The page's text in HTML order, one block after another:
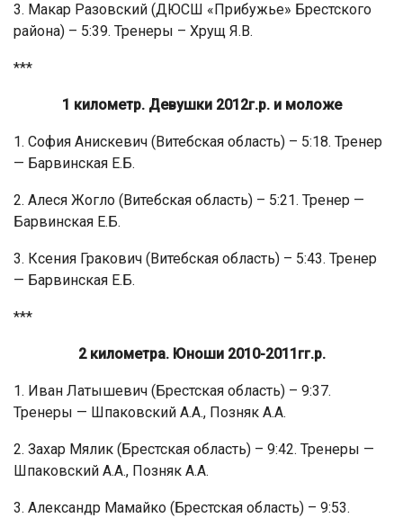
3. Макар Разовский (ДЮСШ «Прибужье» Брестского
района) – 5:39. Тренеры – Хрущ Я.В.
***
1 километр. Девушки 2012г.р. и моложе
1. София Анискевич (Витебская область) – 5:18. Тренер
— Барвинская Е.Б.
2. Алеся Жогло (Витебская область) – 5:21. Тренер —
Барвинская Е.Б.
3. Ксения Гракович (Витебская область) – 5:43. Тренер
— Барвинская Е.Б.
***
2 километра. Юноши 2010-2011гг.р.
1. Иван Латышевич (Брестская область) – 9:37.
Тренеры — Шпаковский А.А., Позняк А.А.
2. Захар Мялик (Брестская область) – 9:42. Тренеры —
Шпаковский А.А., Позняк А.А.
3. Александр Мамайко (Брестская область) – 9:53.